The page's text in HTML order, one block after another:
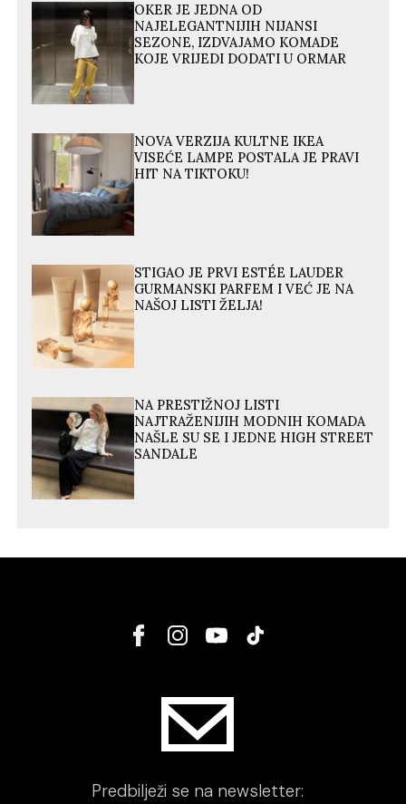
OKER JE JEDNA OD
NAJELEGANTNIJIH NIJANSI
SEZONE, IZDVAJAMO KOMADE
KOJE VRIJEDI DODATI U ORMAR
NOVA VERZIJA KULTNE IKEA
VISEĆE LAMPE POSTALA JE PRAVI
HIT NA TIKTOKU!
STIGAO JE PRVI ESTÉE LAUDER
GURMANSKI PARFEM I VEĆ JE NA
NAŠOJ LISTI ŽELJA!
NA PRESTIŽNOJ LISTI
NAJTRAŽENIJIH MODNIH KOMADA
NAŠLE SU SE I JEDNE HIGH STREET
SANDALE
Predbilježi se na newsletter: